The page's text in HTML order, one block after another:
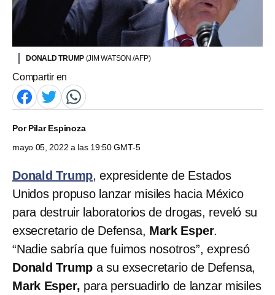
DONALD TRUMP (JIM WATSON /AFP)
Compartir en
PorPilar Espinoza
mayo 05, 2022 a las 19:50 GMT-5
Donald Trump, expresidente de Estados
Unidos propuso lanzar misiles hacia México
para destruir laboratorios de drogas, reveló su
exsecretario de Defensa, Mark Esper.
“Nadie sabría que fuimos nosotros”, expresó
Donald Trump a su exsecretario de Defensa,
Mark Esper, para persuadirlo de lanzar misiles